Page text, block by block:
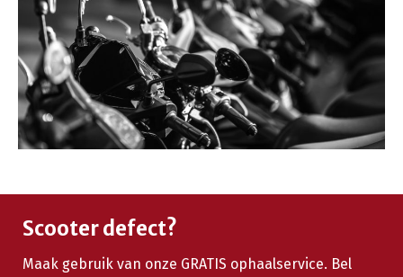
Scooter defect?
Maak gebruik van onze GRATIS ophaalservice. Bel